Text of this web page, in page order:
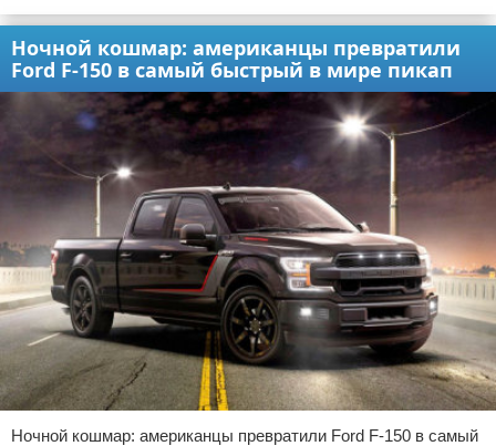
Ночной кошмар: американцы превратили
Ford F-150 в самый быстрый в мире пикап
Ночной кошмар: американцы превратили Ford F-150 в самый